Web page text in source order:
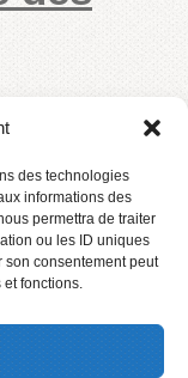
des technologies
informations des
permettra de traiter
ou les ID uniques
son consentement peut
et fonctions.
et